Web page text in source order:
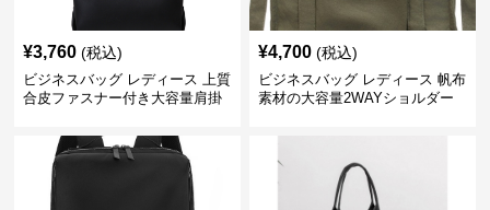
¥3,760 (税込)
ビジネスバッグ レディース 上質
合皮ファスナー付き大容量肩掛
¥4,700 (税込)
ビジネスバッグ レディース 帆布
素材の大容量2WAYショルダー